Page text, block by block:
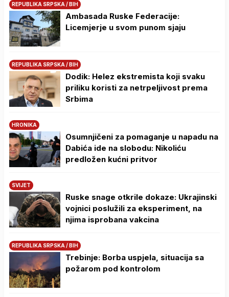
REPUBLIKA SRPSKA / BIH
Ambasada Ruske Federacije:
Licemjerje u svom punom sjaju
REPUBLIKA SRPSKA / BIH
Dodik: Helez ekstremista koji svaku
priliku koristi za netrpeljivost prema
Srbima
HRONIKA
Osumnjičeni za pomaganje u napadu na
Dabića ide na slobodu: Nikoliću
predložen kućni pritvor
SVIJET
Ruske snage otkrile dokaze: Ukrajinski
vojnici poslužili za eksperiment, na
njima isprobana vakcina
REPUBLIKA SRPSKA / BIH
Trebinje: Borba uspjela, situacija sa
požarom pod kontrolom